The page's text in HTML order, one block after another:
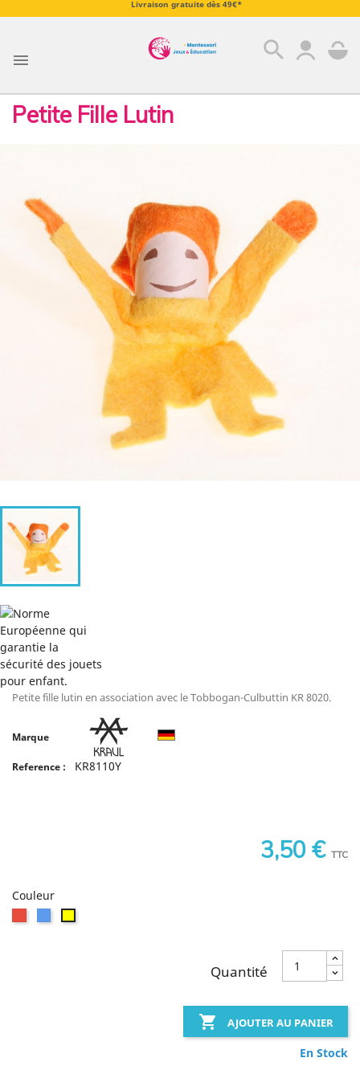
Livraison gratuite dès 49€*
 search
Petite Fille Lutin
Petite fille lutin en association avec le Tobbogan-Culbuttin KR 8020.
Marque
Reference : KR8110Y
3,50 € TTC
Couleur
Jaune
Quantité
 AJOUTER AU PANIER
En Stock